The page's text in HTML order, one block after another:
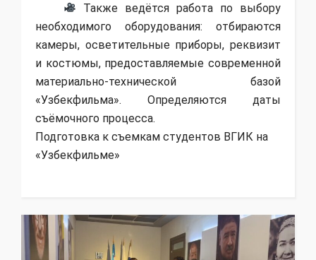
Также ведётся работа по выбору
необходимого оборудования: отбираются
камеры, осветительные приборы, реквизит
и костюмы, предоставляемые современной
материально-технической базой
«Узбекфильма». Определяются даты
съёмочного процесса.
Подготовка к съемкам студентов ВГИК на
«Узбекфильме»